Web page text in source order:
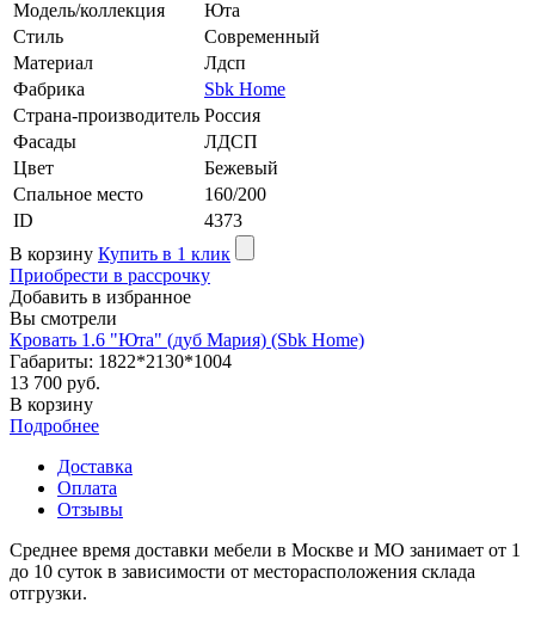
Модель/коллекция
Юта
Стиль
Современный
Материал
Лдсп
Фабрика
Sbk Home
Страна-производитель Россия
Фасады
ЛДСП
Цвет
Бежевый
Cпальное место
160/200
ID
4373
В корзину Купить в 1 клик
Приобрести в рассрочку
Добавить в избранное
Вы смотрели
Кровать 1.6 "Юта" (дуб Мария) (Sbk Home)
Габариты: 1822*2130*1004
13 700 руб.
В корзину
Подробнее
Доставка
Оплата
Отзывы
Среднее время доставки мебели в Москве и МО занимает от 1
до 10 суток в зависимости от месторасположения склада
отгрузки.